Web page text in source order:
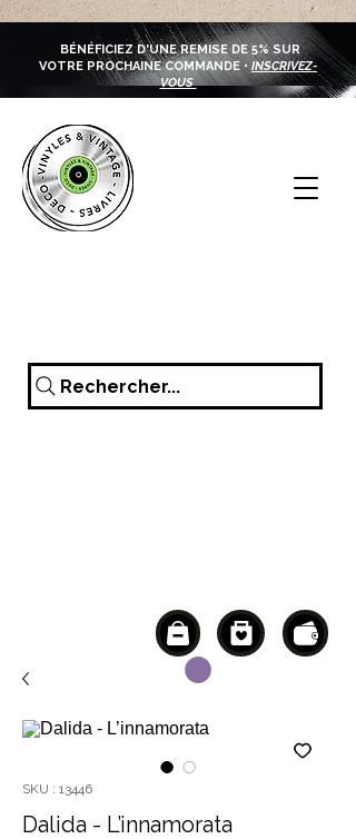
BÉNÉFICIEZ D'UNE REMISE DE 5% SUR
VOTRE PROCHAINE COMMANDE • INSCRIVEZ-
VOUS
Rechercher...
SKU : 13446
Dalida - L’innamorata